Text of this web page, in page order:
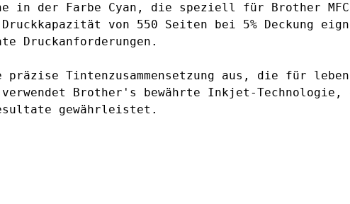
in der Farbe Cyan, die speziell für Brother
von 550 Seiten bei 5% Deckung
Druckanforderungen.
Tintenzusammensetzung aus, die für
Brother's bewährte Inkjet-
gewährleistet.